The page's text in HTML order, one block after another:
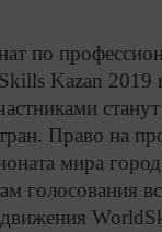
по
Kazan 2019
Право на
мира
голосования